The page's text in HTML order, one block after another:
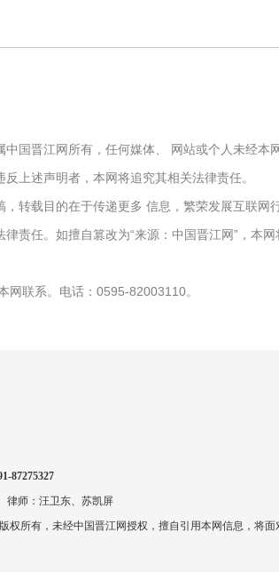
国晋江网所有，任何媒体、 网站或个人未经本
上述声明者，本网将追究其相关法律责任。
转载目的在于传递更多 信息，繁荣发展互联
责任。如擅自篡改为“来源：中国晋江网”，本
网联系。电话：0595-82003110。
87275327
律师：汪卫东、苏凯屏
权所有，未经中国晋江网授权，擅自引用本网信息，将面